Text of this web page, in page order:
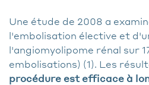
Une étude de 2008 a
l'embolisation élective et
l'angiomyolipome rénal sur
embolisations) (1). Les
procédure est efficace à